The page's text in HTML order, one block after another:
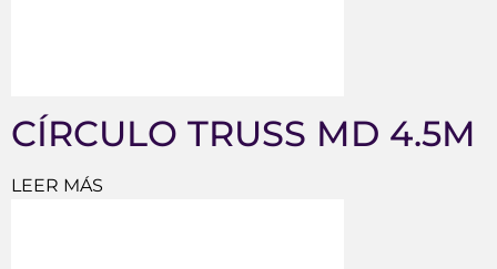
CÍRCULO TRUSS MD 4.5M
LEER MÁS